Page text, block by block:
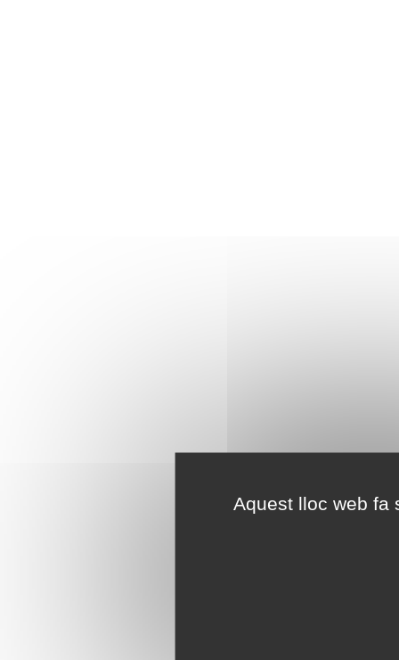
Aquest lloc web fa